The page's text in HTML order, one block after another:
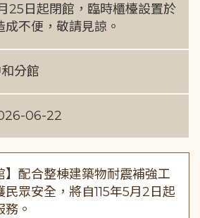
25日起閉館，臨時櫃檯設置於
成不便，敬請見諒。
分館
06-22
】配合整棟建築物耐震補強工
民眾安全，將自115年5月2日起
。